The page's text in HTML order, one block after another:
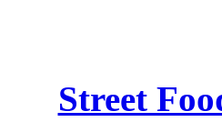
Street